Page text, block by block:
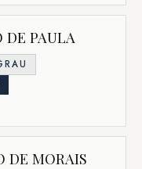
DE PAULA
DE MORAIS